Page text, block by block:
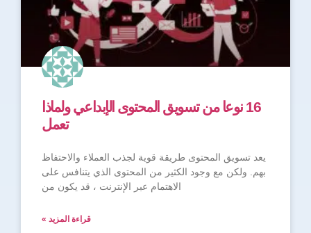
16 نوعا من تسويق المحتوى الإبداعي ولماذا
تعمل
يعد تسويق المحتوى طريقة قوية لجذب العملاء والاحتفاظ
بهم. ولكن مع وجود الكثير من المحتوى الذي يتنافس على
الاهتمام عبر الإنترنت ، قد يكون من
قراءة المزيد »